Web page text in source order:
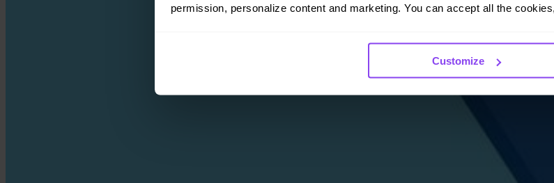
permission, personalize content and marketing. You can accept all the
Customize